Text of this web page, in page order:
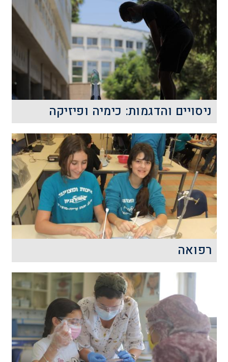
ניסויים והדגמות בכימיה ובפיזיקה:
קרא עוד
ניסויים והדגמות: כימיה ופיזיקה
עולם הרפואה של ימינו משתנה ומתחדש
ובמהלך סדנת הרפואה ננסה לצלול לתוכו
רק לרגע, כדי להבין מהו הקסם הרפואי
שאנחנו לומדים ממנו בכל יום מחדש.
רפואה